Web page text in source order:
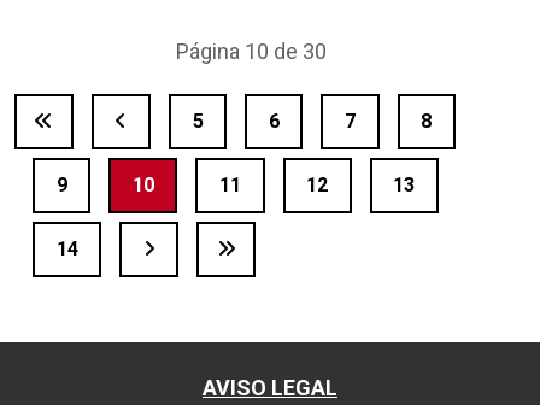
Página 10 de 30
5 6 7 8
9 10 11 12 13
14
AVISO LEGAL